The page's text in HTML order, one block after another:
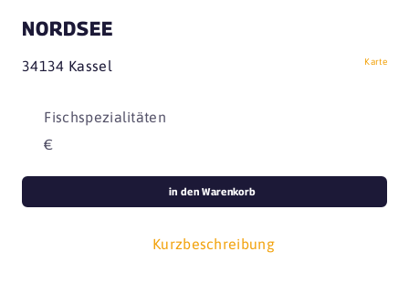
NORDSEE
34134 Kassel Karte
Fischspezialitäten
€
Kurzbeschreibung
in den Warenkorb